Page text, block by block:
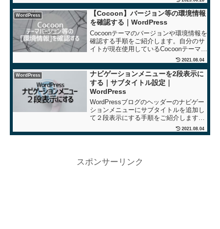
を把握できて読者にとっては便利ですよ
ね。
WordPress
【Cocoon】バージョン等の環境情報
を確認する｜WordPress
Cocoonテーマのバージョンや環境情報を
確認する手順をご紹介します。自分のサ
イトが現在使用しているCocoonテーマの
詳細なバージョンを確認したい時や、
Cocoonフォーラムに質問する際に提示す
る為の情報取得に役立ちます。
2021.08.04
WordPress
ナビゲーションメニューを2段表示に
する｜サブタイトル設定｜
WordPress
WordPressブログのヘッダーのナビゲー
ションメニューにサブタイトルを追加し
て２段表示にする手順をご紹介します。
Cocoonテーマで確認しています。2021.08.04
スポンサーリンク